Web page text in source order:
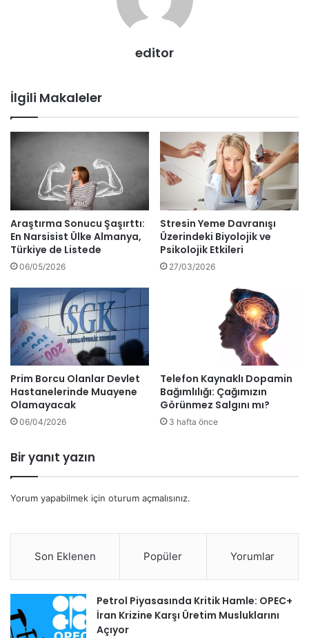
editor
İlgili Makaleler
Araştırma Sonucu Şaşırttı:
En Narsisist Ülke Almanya,
Türkiye de Listede
06/05/2026
Stresin Yeme Davranışı
Üzerindeki Biyolojik ve
Psikolojik Etkileri
27/03/2026
Prim Borcu Olanlar Devlet
Hastanelerinde Muayene
Olamayacak
06/04/2026
Telefon Kaynaklı Dopamin
Bağımlılığı: Çağımızın
Görünmez Salgını mı?
3 hafta önce
Bir yanıt yazın
Yorum yapabilmek için oturum açmalısınız.
Son Eklenen Popüler Yorumlar
Petrol Piyasasında Kritik Hamle: OPEC+
İran Krizine Karşı Üretim Musluklarını
Açıyor